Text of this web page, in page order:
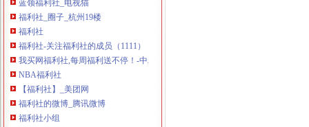
福利社_圈子_杭州19楼
福利社
福利社-关注福利社的成员（1111）
我买网福利社,每周福利送不停！-中粮我买网
NBA福利社
【福利社】_美团网
福利社的微博_腾讯微博
福利社小组
福利社-唯众媒